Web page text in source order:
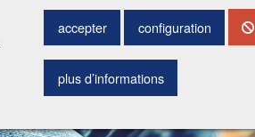
accepter configuration
plus d’informations